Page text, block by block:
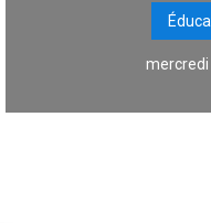
mercredi